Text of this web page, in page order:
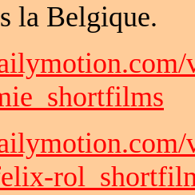
la Belgique.